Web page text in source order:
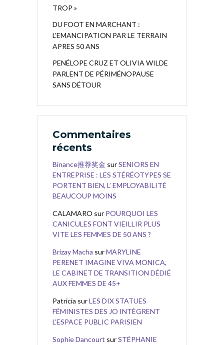
TROP »
DU FOOT EN MARCHANT :
L’EMANCIPATION PAR LE TERRAIN
APRES 50 ANS
PENÉLOPE CRUZ ET OLIVIA WILDE
PARLENT DE PÉRIMÉNOPAUSE
SANS DÉTOUR
Commentaires
récents
Binance推荐奖金 surSENIORS EN
ENTREPRISE : LES STÉRÉOTYPES SE
PORTENT BIEN, L’ EMPLOYABILITÉ
BEAUCOUP MOINS
CALAMARO sur POURQUOI LES
CANICULES FONT VIEILLIR PLUS
VITE LES FEMMES DE 50 ANS ?
Brizay Macha surMARYLINE
PERENET IMAGINE VIVA MONICA,
LE CABINET DE TRANSITION DÉDIÉ
AUX FEMMES DE 45+
Patricia surLES DIX STATUES
FÉMINISTES DES JO INTÈGRENT
L’ESPACE PUBLIC PARISIEN
Sophie Dancourt surSTÉPHANIE